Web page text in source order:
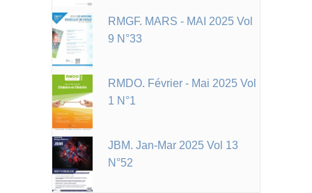
RMGF. MARS - MAI 2025 Vol
9 N°33
RMDO. Février - Mai 2025 Vol
1 N°1
JBM. Jan-Mar 2025 Vol 13
N°52